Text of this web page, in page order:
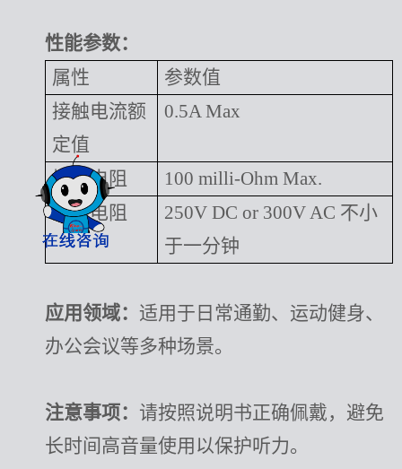
性能参数：
属性
参数值
接触电流额
定值
0.5A Max
接触电阻
100 milli-Ohm Max.
绝缘电阻
250V DC or 300V AC 不小
于一分钟
应用领域： 适用于日常通勤、运动健身、
办公会议等多种场景。
注意事项： 请按照说明书正确佩戴，避免
长时间高音量使用以保护听力。